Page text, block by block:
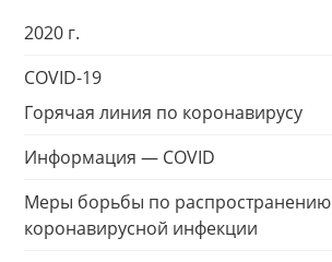
2020 г.
COVID-19
Горячая линия по коронавирусу
Информация — COVID
Меры борьбы по распространению
коронавирусной инфекции